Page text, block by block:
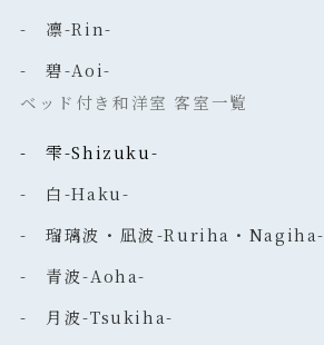
- 凛-Rin-
- 碧-Aoi-
ベッド付き和洋室 客室一覧
- 雫-Shizuku-
- 白-Haku-
- 瑠璃波・凪波-Ruriha・Nagiha-
- 青波-Aoha-
- 月波-Tsukiha-